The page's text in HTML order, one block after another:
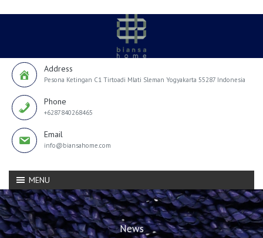
Address
Pesona Ketingan C1 Tirtoadi Mlati Sleman Yogyakarta 55287 Indonesia
Phone
+6287840268465
Email
info@biansahome.com
MENU
News